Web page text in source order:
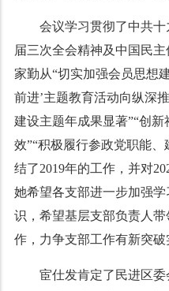
会议学习贯彻了中共
届三次全会精神及中国民
家勤从“切实加强会员思想
前进’主题教育活动向纵深
建设主题年成果显著”“创新
效”“积极履行参政党职能、
结了2019年的工作，并对
她希望各支部进一步加强
识，希望基层支部负责人
作，力争支部工作有新突破
宦仕发肯定了民进区